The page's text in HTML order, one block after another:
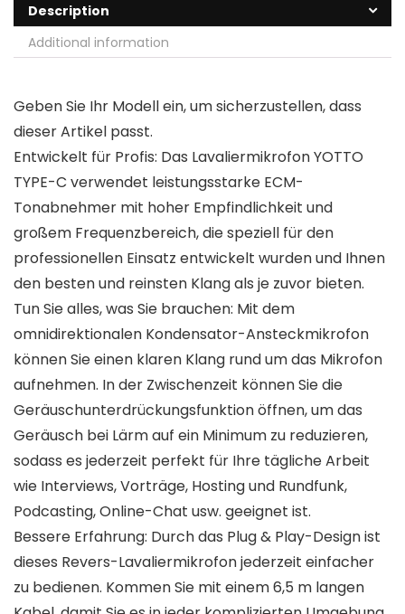
Description
Additional information
Geben Sie Ihr Modell ein, um sicherzustellen, dass
dieser Artikel passt.
Entwickelt für Profis: Das Lavaliermikrofon YOTTO
TYPE-C verwendet leistungsstarke ECM-
Tonabnehmer mit hoher Empfindlichkeit und
großem Frequenzbereich, die speziell für den
professionellen Einsatz entwickelt wurden und Ihnen
den besten und reinsten Klang als je zuvor bieten.
Tun Sie alles, was Sie brauchen: Mit dem
omnidirektionalen Kondensator-Ansteckmikrofon
können Sie einen klaren Klang rund um das Mikrofon
aufnehmen. In der Zwischenzeit können Sie die
Geräuschunterdrückungsfunktion öffnen, um das
Geräusch bei Lärm auf ein Minimum zu reduzieren,
sodass es jederzeit perfekt für Ihre tägliche Arbeit
wie Interviews, Vorträge, Hosting und Rundfunk,
Podcasting, Online-Chat usw. geeignet ist.
Bessere Erfahrung: Durch das Plug & Play-Design ist
dieses Revers-Lavaliermikrofon jederzeit einfacher
zu bedienen. Kommen Sie mit einem 6,5 m langen